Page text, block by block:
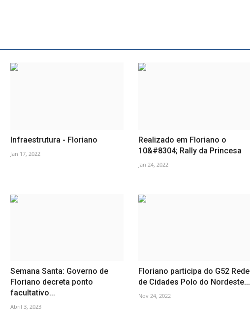
Infraestrutura - Floriano
Jan 17, 2022
Realizado em Floriano o
10&#8304; Rally da Princesa
Jan 24, 2022
Semana Santa: Governo de
Floriano decreta ponto
facultativo...
Abril 3, 2023
Floriano participa do G52 Rede
de Cidades Polo do Nordeste...
Nov 24, 2022